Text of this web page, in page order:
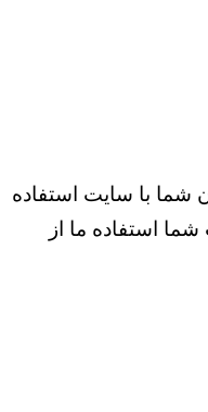
شما با سایت استفاده
استفاده ما از